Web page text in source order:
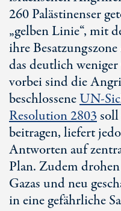
260 Palästinenser
„gelben Linie“, mit
ihre
das deutlich
vorbei sind die
beschlosseneUN-
Resolution 2803
beitragen, liefert
Antworten auf
Plan. Zudem
Gazas und neu
in eine gefährliche